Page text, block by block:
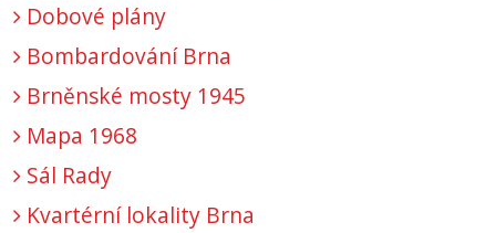
Dobové plány
Bombardování Brna
Brněnské mosty 1945
Mapa 1968
Sál Rady
Kvartérní lokality Brna